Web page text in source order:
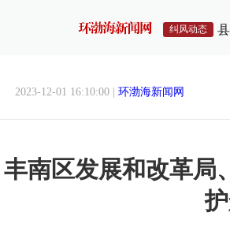
纠风动态
2023-12-01 16:10:00 | 环渤海新闻网
丰南区发展和改革局